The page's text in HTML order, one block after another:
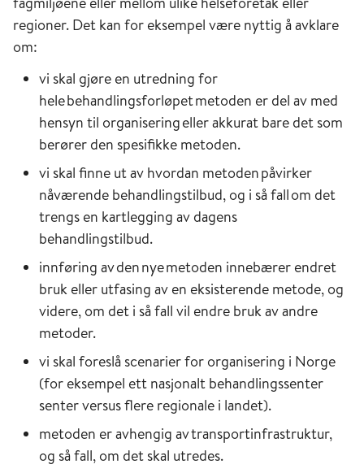
regioner. Det kan for eksempel være nyttig å avklare
om:
vi skal gjøre en utredning for
hele behandlingsforløpet metoden er del av med
hensyn til organisering eller akkurat bare det som
berører den spesifikke metoden.
vi skal finne ut av hvordan metoden påvirker
nåværende behandlingstilbud, og i så fall om det
trengs en kartlegging av dagens
behandlingstilbud.
innføring av den nye metoden innebærer endret
bruk eller utfasing av en eksisterende metode, og
videre, om det i så fall vil endre bruk av andre
metoder.
vi skal foreslå scenarier for organisering i Norge
(for eksempel ett nasjonalt behandlingssenter
senter versus flere regionale i landet).
metoden er avhengig av transportinfrastruktur,
og så fall, om det skal utredes.